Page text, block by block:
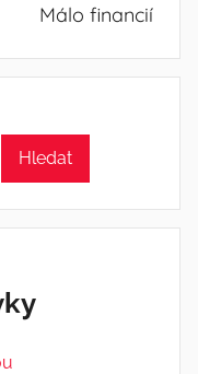
Málo financií
Hledat